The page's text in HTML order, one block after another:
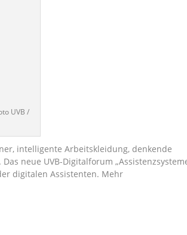
UVB /
intelligente Arbeitskleidung, denkende
neue UVB-Digitalforum
digitalen Assistenten. Mehr